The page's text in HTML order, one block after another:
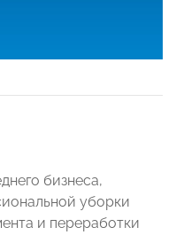
бизнеса,
уборки
и переработки